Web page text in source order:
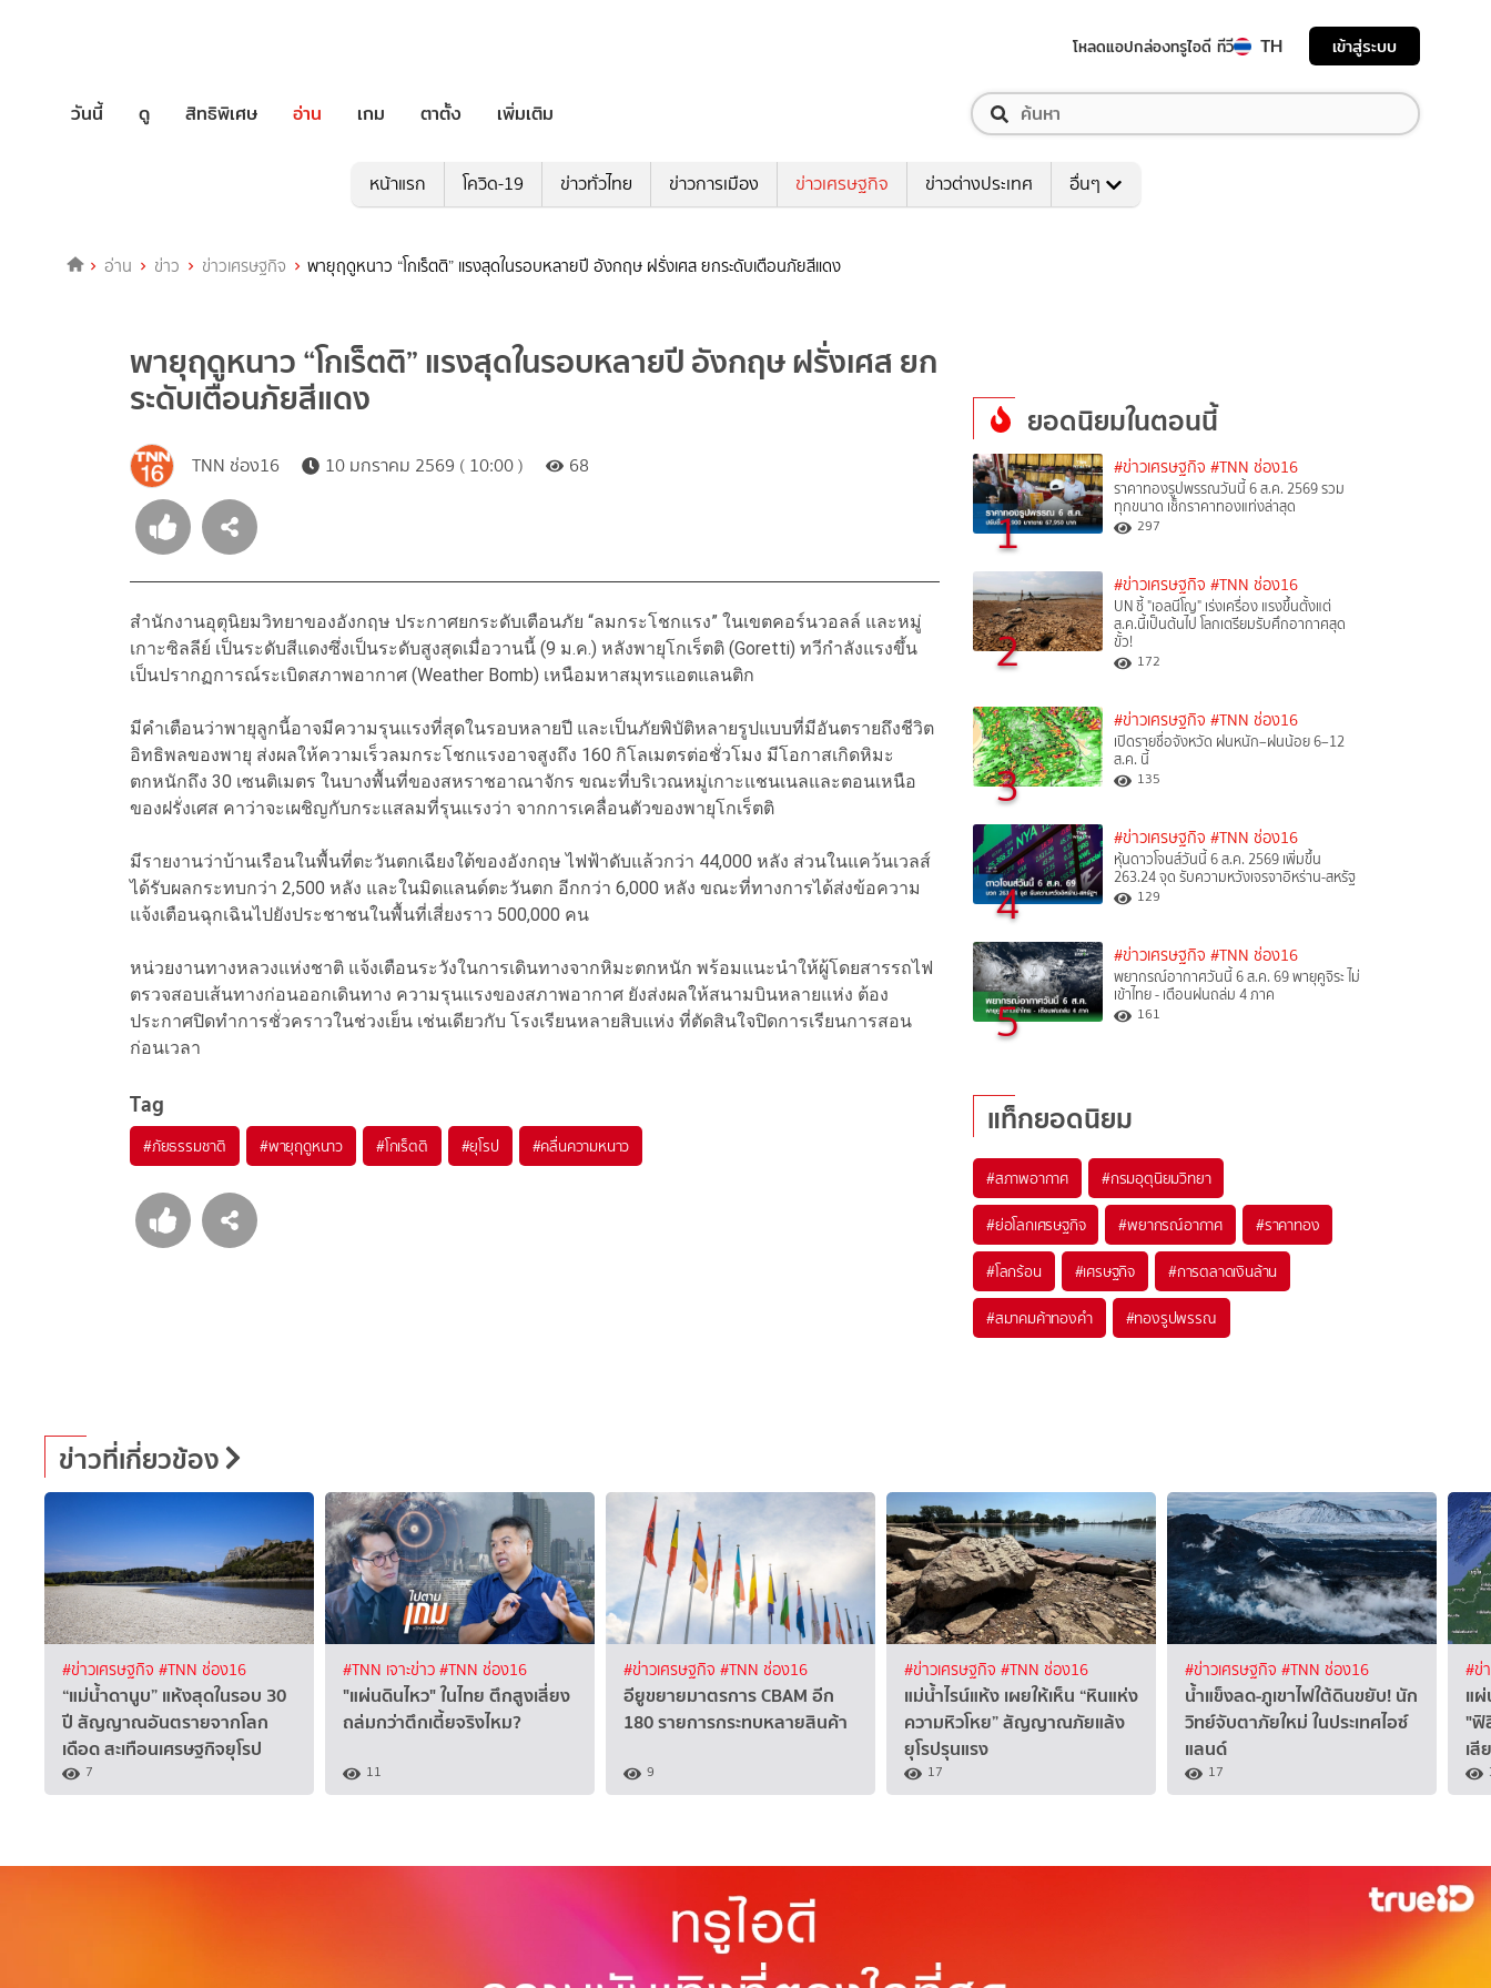
โหลดแอปกล่องทรูไอดี ทีวี TH เข้าสู่ระบบ
วันนี้ ดู สิทธิพิเศษ อ่าน เกม ตาตั้ง เพิ่มเติม
หน้าแรก โควิด-19 ข่าวทั่วไทย ข่าวการเมือง ข่าวเศรษฐกิจ ข่าวต่างประเทศ อื่นๆ
อ่าน ข่าว ข่าวเศรษฐกิจ พายุฤดูหนาว “โกเร็ตติ” แรงสุดในรอบหลายปี อังกฤษ ฝรั่งเศส ยกระดับเตือนภัยสีแดง
พายุฤดูหนาว “โกเร็ตติ” แรงสุดในรอบหลายปี อังกฤษ ฝรั่งเศส ยก
ระดับเตือนภัยสีแดง
TNN ช่อง16 10 มกราคม 2569 ( 10:00 ) 68
สำนักงานอุตุนิยมวิทยาของอังกฤษ ประกาศยกระดับเตือนภัย “ลมกระโชกแรง” ในเขตคอร์นวอลล์ และหมู่
เกาะซิลลีย์ เป็นระดับสีแดงซึ่งเป็นระดับสูงสุดเมื่อวานนี้ (9 ม.ค.) หลังพายุโกเร็ตติ (Goretti) ทวีกำลังแรงขึ้น
เป็นปรากฏการณ์ระเบิดสภาพอากาศ (Weather Bomb) เหนือมหาสมุทรแอตแลนติก
มีคำเตือนว่าพายุลูกนี้อาจมีความรุนแรงที่สุดในรอบหลายปี และเป็นภัยพิบัติหลายรูปแบบที่มีอันตรายถึงชีวิต
อิทธิพลของพายุ ส่งผลให้ความเร็วลมกระโชกแรงอาจสูงถึง 160 กิโลเมตรต่อชั่วโมง มีโอกาสเกิดหิมะ
ตกหนักถึง 30 เซนติเมตร ในบางพื้นที่ของสหราชอาณาจักร ขณะที่บริเวณหมู่เกาะแชนเนลและตอนเหนือ
ของฝรั่งเศส คาว่าจะเผชิญกับกระแสลมที่รุนแรงว่า จากการเคลื่อนตัวของพายุโกเร็ตติ
มีรายงานว่าบ้านเรือนในพื้นที่ตะวันตกเฉียงใต้ของอังกฤษ ไฟฟ้าดับแล้วกว่า 44,000 หลัง ส่วนในแคว้นเวลส์
ได้รับผลกระทบกว่า 2,500 หลัง และในมิดแลนด์ตะวันตก อีกกว่า 6,000 หลัง ขณะที่ทางการได้ส่งข้อความ
แจ้งเตือนฉุกเฉินไปยังประชาชนในพื้นที่เสี่ยงราว 500,000 คน
หน่วยงานทางหลวงแห่งชาติ แจ้งเตือนระวังในการเดินทางจากหิมะตกหนัก พร้อมแนะนำให้ผู้โดยสารรถไฟ
ตรวจสอบเส้นทางก่อนออกเดินทาง ความรุนแรงของสภาพอากาศ ยังส่งผลให้สนามบินหลายแห่ง ต้อง
ประกาศปิดทำการชั่วคราวในช่วงเย็น เช่นเดียวกับ โรงเรียนหลายสิบแห่ง ที่ตัดสินใจปิดการเรียนการสอน
ก่อนเวลา
Tag
#ภัยธรรมชาติ #พายุฤดูหนาว #โกเร็ตติ #ยุโรป #คลื่นความหนาว
ยอดนิยมในตอนนี้
1
#ข่าวเศรษฐกิจ #TNN ช่อง16
ราคาทองรูปพรรณวันนี้ 6 ส.ค. 2569 รวม
ทุกขนาด เช็กราคาทองแท่งล่าสุด
297
2
#ข่าวเศรษฐกิจ #TNN ช่อง16
UN ชี้ "เอลนีโญ" เร่งเครื่อง แรงขึ้นตั้งแต่
ส.ค.นี้เป็นต้นไป โลกเตรียมรับศึกอากาศสุด
ขั้ว!
172
3
#ข่าวเศรษฐกิจ #TNN ช่อง16
เปิดรายชื่อจังหวัด ฝนหนัก–ฝนน้อย 6–12
ส.ค. นี้
135
4
#ข่าวเศรษฐกิจ #TNN ช่อง16
หุ้นดาวโจนส์วันนี้ 6 ส.ค. 2569 เพิ่มขึ้น
263.24 จุด รับความหวังเจรจาอิหร่าน-สหรัฐ
129
5
#ข่าวเศรษฐกิจ #TNN ช่อง16
พยากรณ์อากาศวันนี้ 6 ส.ค. 69 พายุคูจิระ ไม่
เข้าไทย - เตือนฝนถล่ม 4 ภาค
161
แท็กยอดนิยม
#สภาพอากาศ #กรมอุตุนิยมวิทยา
#ย่อโลกเศรษฐกิจ #พยากรณ์อากาศ #ราคาทอง
#โลกร้อน #เศรษฐกิจ #การตลาดเงินล้าน
#สมาคมค้าทองคำ #ทองรูปพรรณ
ข่าวที่เกี่ยวข้อง
#ข่าวเศรษฐกิจ #TNN ช่อง16
“แม่น้ำดานูบ” แห้งสุดในรอบ 30
ปี สัญญาณอันตรายจากโลก
เดือด สะเทือนเศรษฐกิจยุโรป
7
#TNN เจาะข่าว#TNN ช่อง16
"แผ่นดินไหว" ในไทย ตึกสูงเสี่ยง
ถล่มกว่าตึกเตี้ยจริงไหม?
11
#ข่าวเศรษฐกิจ #TNN ช่อง16
อียูขยายมาตรการ CBAM อีก
180 รายการกระทบหลายสินค้า
9
#ข่าวเศรษฐกิจ #TNN ช่อง16
แม่น้ำไรน์แห้ง เผยให้เห็น “หินแห่ง
ความหิวโหย” สัญญาณภัยแล้ง
ยุโรปรุนแรง
17
#ข่าวเศรษฐกิจ #TNN ช่อง16
น้ำแข็งลด-ภูเขาไฟใต้ดินขยับ! นัก
วิทย์จับตาภัยใหม่ ในประเทศไอซ์
แลนด์
17
#ข่
แ
"ฟิ
เสี